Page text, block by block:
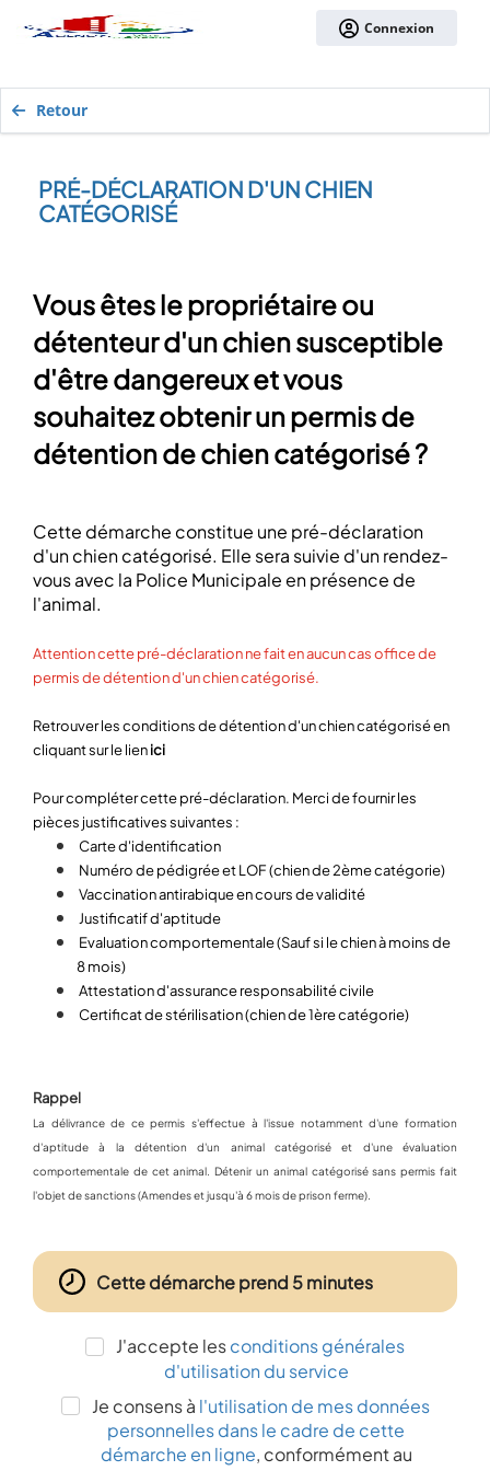
Connexion
Retour
PRÉ-DÉCLARATION D'UN CHIEN
CATÉGORISÉ
Vous êtes le propriétaire ou
détenteur d'un chien susceptible
d'être dangereux et vous
souhaitez obtenir un permis de
détention de chien catégorisé ?
Cette démarche constitue une pré-déclaration
d'un chien catégorisé. Elle sera suivie d'un rendez-
vous avec la Police Municipale en présence de
l'animal.
Attention cette pré-déclaration ne fait en aucun cas office de
permis de détention d'un chien catégorisé.
Retrouver les conditions de détention d'un chien catégorisé en
cliquant sur le lienici
Pour compléter cette pré-déclaration. Merci de fournir les
pièces justificatives suivantes :
Carte d'identification
Numéro de pédigrée et LOF (chien de 2ème catégorie)
Vaccination antirabique en cours de validité
Justificatif d'aptitude
Evaluation comportementale (Sauf si le chien à moins de
8 mois)
Attestation d'assurance responsabilité civile
Certificat de stérilisation (chien de 1ère catégorie)
Rappel
La délivrance de ce permis s'effectue à l'issue notamment d'une formation
d'aptitude à la détention d'un animal catégorisé et d'une évaluation
comportementale de cet animal. Détenir un animal catégorisé sans permis fait
l'objet de sanctions (Amendes et jusqu'à 6 mois de prison ferme).
Cette démarche prend 5 minutes
J'accepte lesconditions générales
d'utilisation du service
Je consens à l'utilisation de mes données
personnelles dans le cadre de cette
démarche en ligne, conformément au